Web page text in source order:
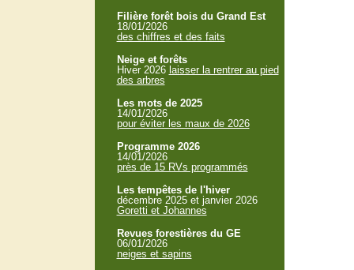
Filière forêt bois du Grand Est
18/01/2026
des chiffres et des faits
Neige et forêts
Hiver 2026 laisser la rentrer au pied
des arbres
Les mots de 2025
14/01/2026
pour éviter les maux de 2026
Programme 2026
14/01/2026
près de 15 RVs programmés
Les tempêtes de l'hiver
décembre 2025 et janvier 2026
Goretti et Johannes
Revues forestières du GE
06/01/2026
neiges et sapins